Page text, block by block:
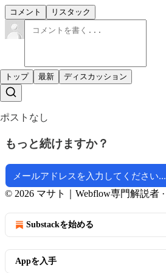
コメント リスタック
トップ 最新 ディスカッション
ポストなし
もっと続けますか？
© 2026 マサト｜Webflow専門解説者 ·
Substackを始める
Appを入手